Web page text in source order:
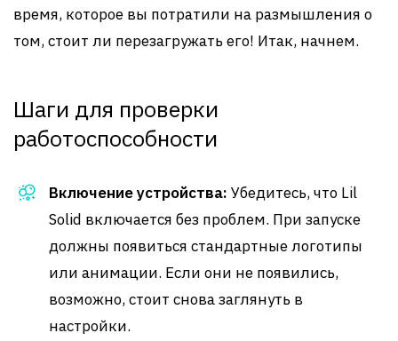
время, которое вы потратили на размышления о
том, стоит ли перезагружать его! Итак, начнем.
Шаги для проверки
работоспособности
Включение устройства: Убедитесь, что Lil
Solid включается без проблем. При запуске
должны появиться стандартные логотипы
или анимации. Если они не появились,
возможно, стоит снова заглянуть в
настройки.